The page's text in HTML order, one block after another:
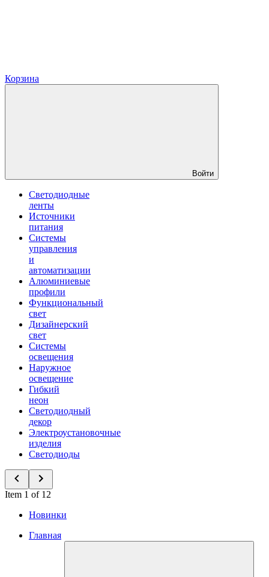
Корзина
Войти
Светодиодные
ленты
Источники
питания
Системы
управления
и
автоматизации
Алюминиевые
профили
Функциональный
свет
Дизайнерский
свет
Системы
освещения
Наружное
освещение
Гибкий
неон
Светодиодный
декор
Электроустановочные
изделия
Светодиоды
Item 1 of 12
Новинки
Главная